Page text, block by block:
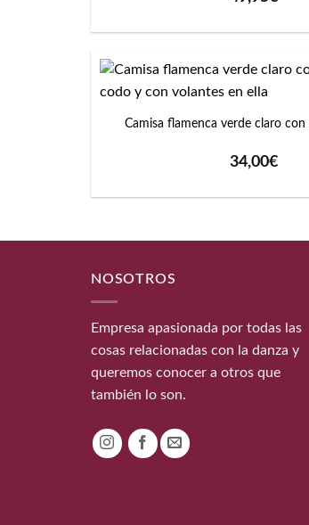
+
Camisa flamenca verde claro
34,00€
NOSOTROS
Empresa apasionada por todas las
cosas relacionadas con la danza y
queremos conocer a otros que
también lo son.